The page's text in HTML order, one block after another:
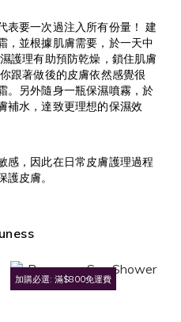
表要一次過注入所有份量！ 建
，並根據肌膚需要，於一天中
護理有助預防乾燥，鎖住肌膚
跟著做後的皮膚依然感覺很
。另外隨身一瓶保濕噴霧，於
補水，達致更理想的保濕效
感，因此在日常皮膚護理過程
皮膚。
加購必選: 滿$800免運費